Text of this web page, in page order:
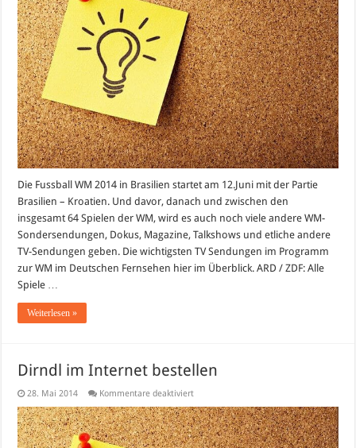
zur
WM
im
deutschen
Fernsehen
im
Überblick
Die Fussball WM 2014 in Brasilien startet am 12.Juni mit der Partie
Brasilien – Kroatien. Und davor, danach und zwischen den
insgesamt 64 Spielen der WM, wird es auch noch viele andere WM-
Sondersendungen, Dokus, Magazine, Talkshows und etliche andere
TV-Sendungen geben. Die wichtigsten TV Sendungen im Programm
zur WM im Deutschen Fernsehen hier im Überblick. ARD / ZDF: Alle
Spiele …
Weiterlesen »
Dirndl im Internet bestellen
28. Mai 2014 Kommentare deaktiviertfür
im
Internet
bestellen